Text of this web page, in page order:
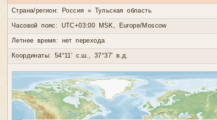
Страна/регион: Россия » Тульская область
Часовой пояс: UTC+03:00 MSK, Europe/Moscow
Летнее время: нет перехода
Координаты: 54°11′ с.ш., 37°37′ в.д.